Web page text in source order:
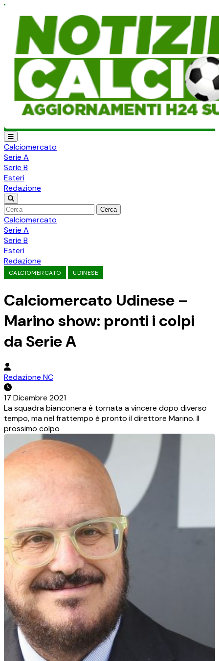
Calciomercato
Serie A
Serie B
Esteri
Redazione
Cerca
Calciomercato
Serie A
Serie B
Esteri
Redazione
CALCIOMERCATO UDINESE
Calciomercato Udinese –
Marino show: pronti i colpi
da Serie A
Redazione NC
17 Dicembre 2021
La squadra bianconera è tornata a vincere dopo diverso
tempo, ma nel frattempo è pronto il direttore Marino. Il
prossimo colpo